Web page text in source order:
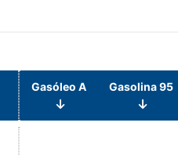
Gasóleo A Gasolina 95